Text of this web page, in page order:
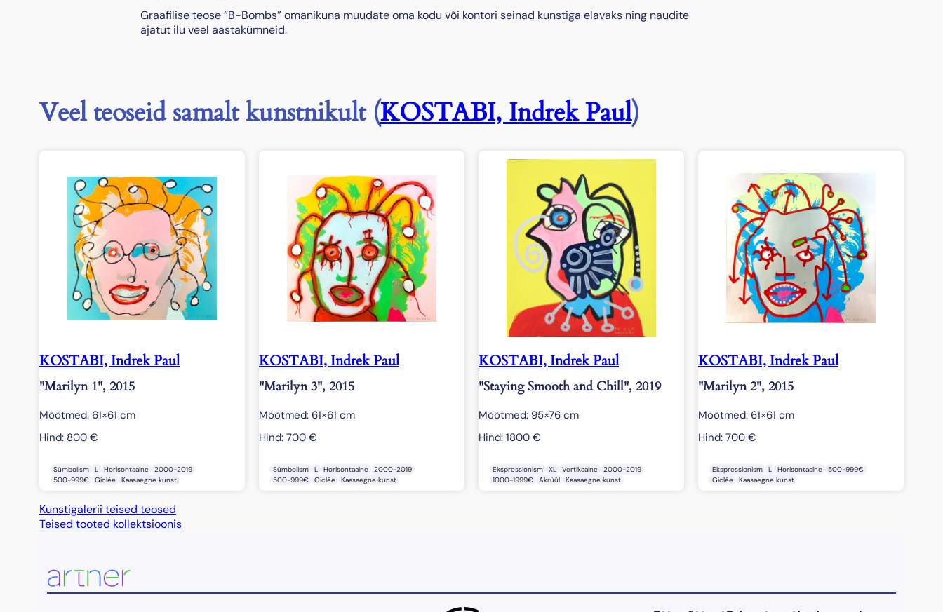
g
Graafilise teose “B-Bombs” omanikuna muudate oma kodu või kontori seinad kunstiga elavaks ning naudite
ajatut ilu veel aastakümneid.
Veel teoseid samalt kunstnikult (KOSTABI, Indrek Paul)
KOSTABI, Indrek Paul
"Marilyn 1", 2015
Mõõtmed: 61×61 cm
Hind: 800 €
Sümbolism L Horisontaalne
2000-2019
500-999€
Giclée Kaasaegne kunst
KOSTABI, Indrek Paul
"Marilyn 3", 2015
Mõõtmed: 61×61 cm
Hind: 700 €
Sümbolism L Horisontaalne
2000-2019
500-999€
Giclée Kaasaegne kunst
KOSTABI, Indrek Paul
"Staying Smooth and Chill", 2019
Mõõtmed: 95×76 cm
Hind: 1800 €
Ekspressionism XL Vertikaalne
2000-2019
1000-1999€
Akrüül Kaasaegne kunst
KOSTABI, Indrek Paul
"Marilyn 2", 2015
Mõõtmed: 61×61 cm
Hind: 700 €
Ekspressionism L Horisontaalne
500-999€
Giclée
Kaasaegne kunst
Kunstigalerii teised teosed
Teised tooted kollektsioonis